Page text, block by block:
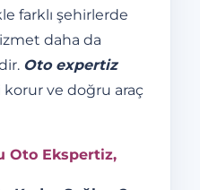
farklı şehirlerde
daha da
Oto expertiz
korur ve doğru araç
Oto Ekspertiz,